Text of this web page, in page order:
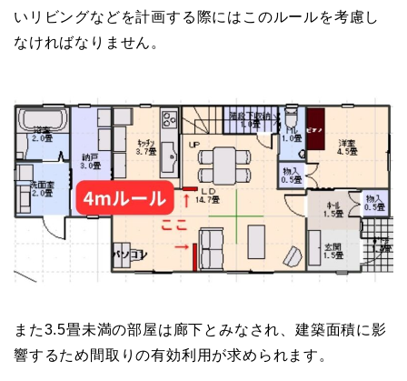
いリビングなどを計画する際にはこのルールを考慮し
なければなりません。
また3.5畳未満の部屋は廊下とみなされ、建築面積に影
響するため間取りの有効利用が求められます。